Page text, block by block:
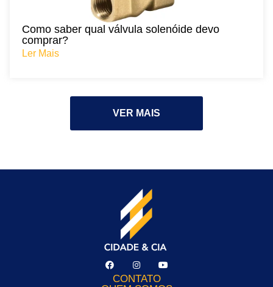
Como saber qual válvula solenóide devo
comprar?
Ler Mais
VER MAIS
CONTATO